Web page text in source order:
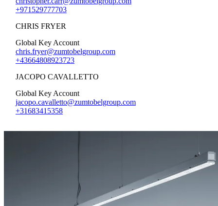
+971529777703
CHRIS FRYER
Global Key Account
chris.fryer@zumtobelgroup.com
+43664808923723
JACOPO CAVALLETTO
Global Key Account
jacopo.cavalletto@zumtobelgroup.com
+31683415358